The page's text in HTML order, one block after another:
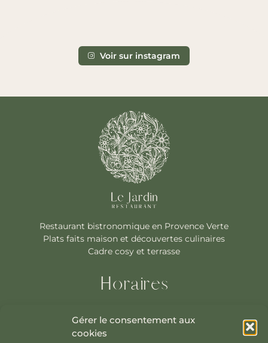
Gérer le consentement aux
cookies
Voir sur instagram
Restaurant bistronomique en Provence Verte
Plats faits maison et découvertes culinaires
Cadre cosy et terrasse
Horaires
vendredi 12:00–14:00, 19:30–22:00
samedi 12:00–14:00, 19:30–22:00